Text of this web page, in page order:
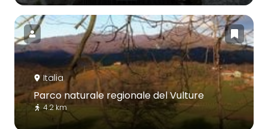
Italia
Parco naturale regionale del Vulture
4.2 km